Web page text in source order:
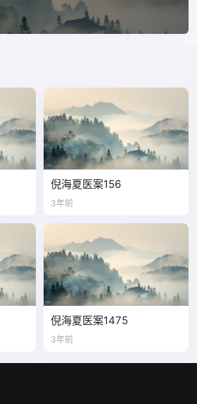
倪海夏医案156
3年前
倪海夏医案1475
3年前